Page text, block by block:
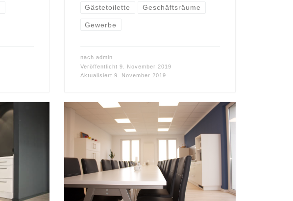
Gästetoilette Geschäftsräume
Gewerbe
nach admin
Veröffentlicht 9. November 2019
Aktualisiert 9. November 2019